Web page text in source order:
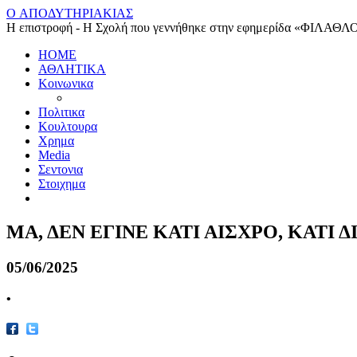
O ΑΠΟΔΥΤΗΡΙΑΚΙΑΣ
Η επιστροφή - Η Σχολή που γεννήθηκε στην εφημερίδα
HOME
ΑΘΛΗΤΙΚΑ
Κοινωνικα
Πολιτικα
Κουλτουρα
Χρημα
Media
Σεντονια
Στοιχημα
ΜΑ, ΔΕΝ ΕΓΙΝΕ ΚΑΤΙ ΑΙΣΧΡΟ, ΚΑΤΙ
05/06/2025
•